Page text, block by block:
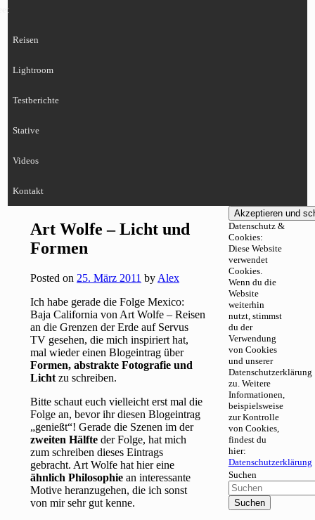
Reisen
Lightroom
Testberichte
Stative
Videos
Kontakt
Art Wolfe – Licht und
Formen
Posted on 25. März 2011 by Alex
Ich habe gerade die Folge Mexico:
Baja California von Art Wolfe – Reisen
an die Grenzen der Erde auf Servus
TV gesehen, die mich inspiriert hat,
mal wieder einen Blogeintrag über
Formen, abstrakte Fotografie und
Licht zu schreiben.
Bitte schaut euch vielleicht erst mal die
Folge an, bevor ihr diesen Blogeintrag
„genießt“! Gerade die Szenen im der
zweiten Hälfte der Folge, hat mich
zum schreiben dieses Eintrags
gebracht. Art Wolfe hat hier eine
ähnlich Philosophie an interessante
Motive heranzugehen, die ich sonst
von mir sehr gut kenne.
Datenschutz &
Cookies:
Diese Website
verwendet
Cookies.
Wenn du die
Website
weiterhin
nutzt, stimmst
du der
Verwendung
von Cookies
und unserer
Datenschutzerklärung
zu. Weitere
Informationen,
beispielsweise
zur Kontrolle
von Cookies,
findest du
hier:
Datenschutzerklärung
Suchen